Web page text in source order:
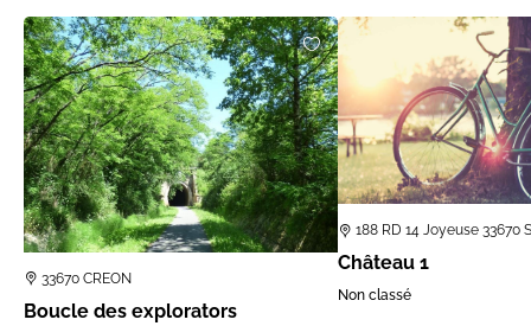
33670 CREON
Boucle des explorators
188 RD 14 Joyeuse 33670
Château 1
Non classé